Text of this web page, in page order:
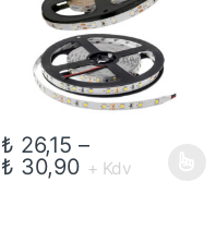
₺ 26,15 –
₺ 30,90 Fiyat
+ Kdv
Bu ürünün birden fazla